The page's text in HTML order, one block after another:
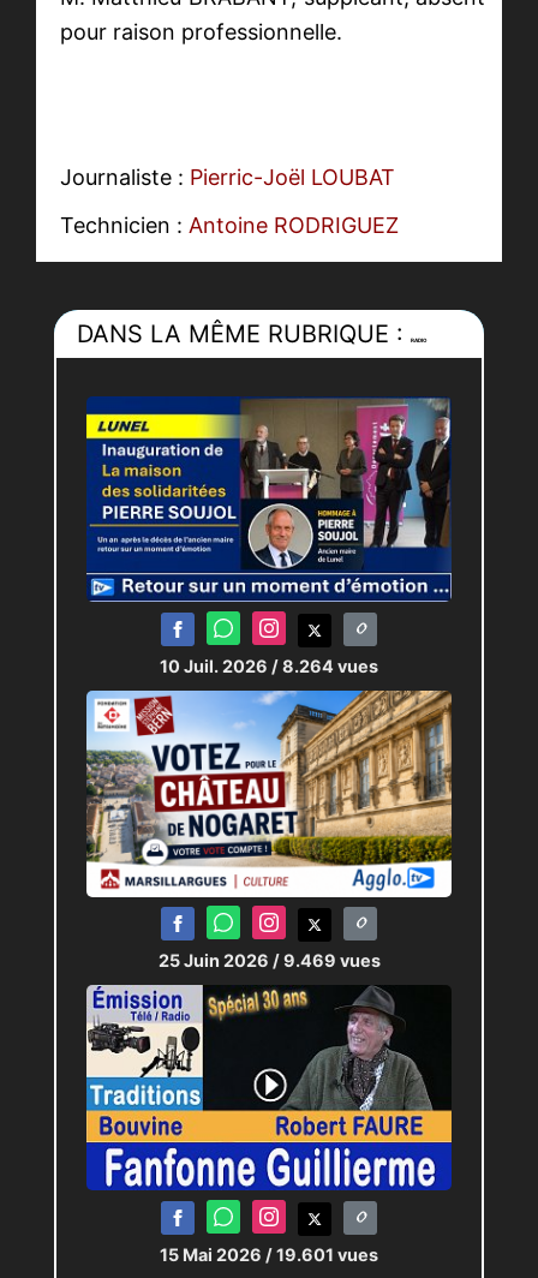
pour raison professionnelle.
Journaliste : Pierric-Joël LOUBAT
Technicien : Antoine RODRIGUEZ
DANS LA MÊME RUBRIQUE :RADIO
10 Juil. 2026 / 8.264 vues
25 Juin 2026 / 9.469 vues
15 Mai 2026 / 19.601 vues